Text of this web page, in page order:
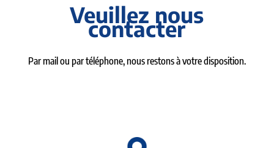
Veuillez nous
contacter
Par mail ou par téléphone, nous restons à votre disposition.